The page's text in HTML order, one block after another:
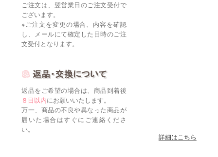
ご注文は、翌営業日のご注文受付で
ございます。
※ご注文を変更の場合、内容を確認
し、メールにて確定した日時のご注
文受付となります。
返品をご希望の場合は、商品到着後
８日以内にお願いいたします。
万一、商品の不良や異なった商品が
届いた場合はすぐにご連絡くださ
い。
詳細はこちら